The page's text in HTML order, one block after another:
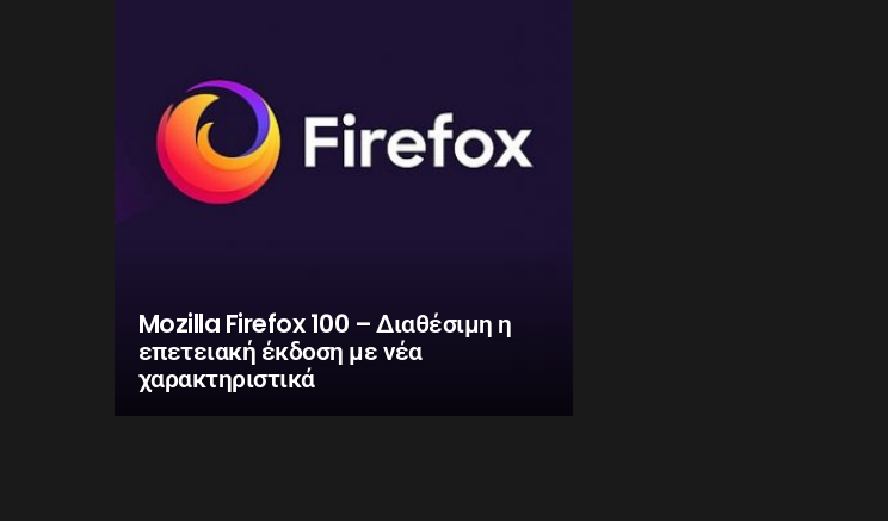
Mozilla Firefox 100 – Διαθέσιμη η
επετειακή έκδοση με νέα
χαρακτηριστικά